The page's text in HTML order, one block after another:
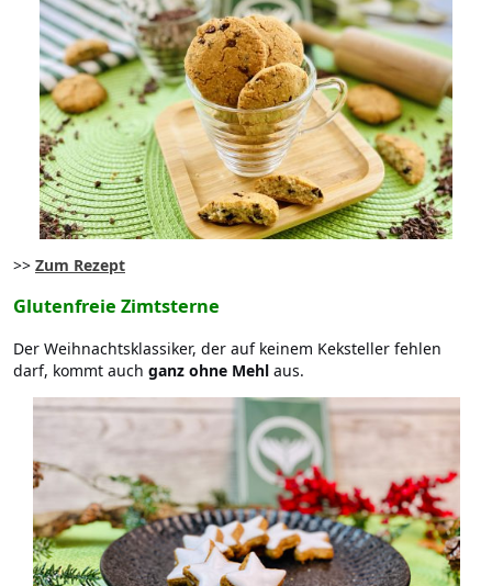
>> Zum Rezept
Glutenfreie Zimtsterne
Der Weihnachtsklassiker, der auf keinem Keksteller fehlen
darf, kommt auch ganz ohne Mehl aus.